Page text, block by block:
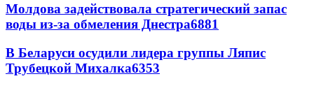
Молдова задействовала стратегический запас
воды из-за обмеления Днестра6881
В Беларуси осудили лидера группы Ляпис
Трубецкой Михалка6353